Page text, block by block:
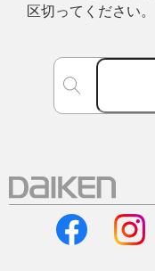
区切ってください。